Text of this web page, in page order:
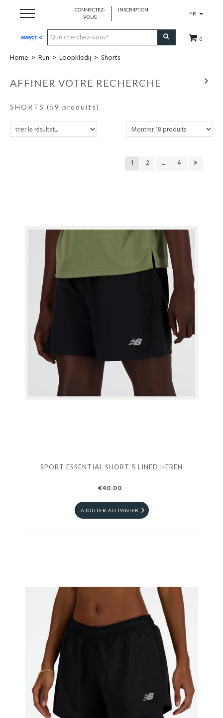
FR
0
CONNECTEZ-
VOUS
INSCRIPTION
Cadeaubon
Loopschoenen
Sportvoeding
Gezonde levensstijl
foot lab
Home > Run > Loopkledij > Shorts
AFFINER VOTRE RECHERCHE
SHORTS (59 produits)
1 2 ... 4
SPORT ESSENTIAL SHORT 5 LINED HEREN
€40.00
AJOUTER AU PANIER